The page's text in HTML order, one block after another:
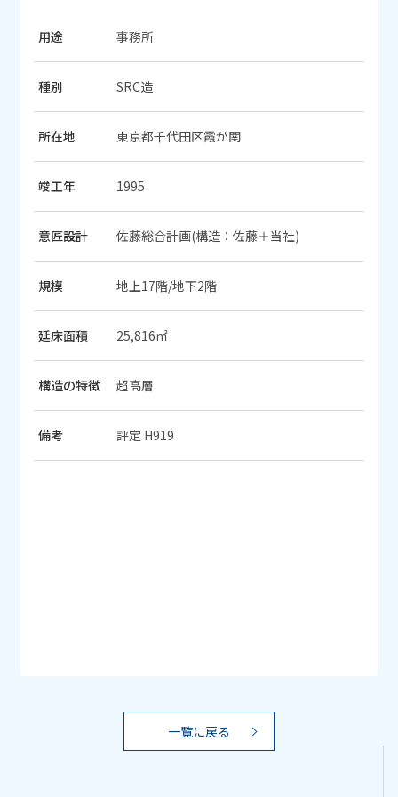
用途 事務所
種別 SRC造
所在地 東京都千代田区霞が関
竣工年 1995
意匠設計 佐藤総合計画(構造：佐藤＋当社)
規模 地上17階/地下2階
延床面積 25,816㎡
構造の特徴 超高層
備考 評定 H919
一覧に戻る